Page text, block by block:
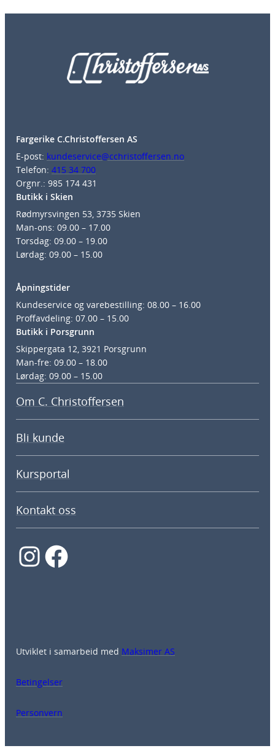
Fargerike C.Christoffersen AS
E-post: kundeservice@cchristoffersen.no
Telefon: 415 34 700
Orgnr.: 985 174 431
Butikk i Skien
Rødmyrsvingen 53, 3735 Skien
Man-ons: 09.00 – 17.00
Torsdag: 09.00 – 19.00
Lørdag: 09.00 – 15.00
Åpningstider
Kundeservice og varebestilling: 08.00 – 16.00
Proffavdeling: 07.00 – 15.00
Butikk i Porsgrunn
Skippergata 12, 3921 Porsgrunn
Man-fre: 09.00 – 18.00
Lørdag: 09.00 – 15.00
Om C. Christoffersen
Bli kunde
Kursportal
Kontakt oss
InstagramFacebook
Utviklet i samarbeid med Maksimer AS
Betingelser
Personvern